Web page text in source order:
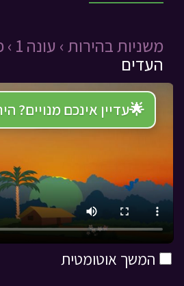
משניות בהירות › עונה 1 ›
העדים
🌟עדיין אינכם מנויים?
המשך אוטומטית